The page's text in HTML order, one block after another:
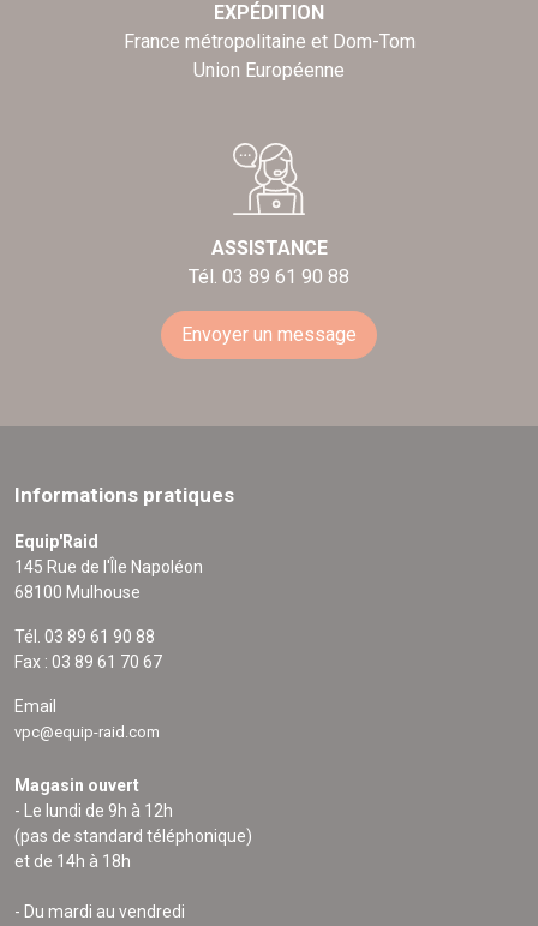
EXPÉDITION
France métropolitaine et Dom-Tom
Union Européenne
ASSISTANCE
Tél. 03 89 61 90 88
Envoyer un message
Informations pratiques
Equip'Raid
145 Rue de l'Île Napoléon
68100 Mulhouse
Tél. 03 89 61 90 88
Fax : 03 89 61 70 67
Email
vpc@equip-raid.com
Magasin ouvert
- Le lundi de 9h à 12h
(pas de standard téléphonique)
et de 14h à 18h
- Du mardi au vendredi